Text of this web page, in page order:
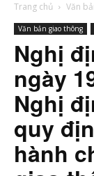
Trang chủ Văn
Văn bản giao thông
Nghị
ngày
Nghị
quy
hành